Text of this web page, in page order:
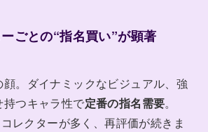
ごとの“指名買い”が顕著
顔。ダイナミックなビジュアル、強
持つキャラ性で定番の指名需要。
レクターが多く、再評価が続きま